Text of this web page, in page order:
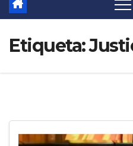
Etiqueta: